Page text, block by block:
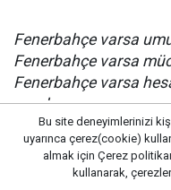
Fenerbahçe varsa
Fenerbahçe varsa
Fenerbahçe varsa
sorulur.
Birlik ve beraberlik
fitne ve nifak
Bu site deneyimlerinizi
uyarınca çerez(cookie)
almak için Çerez
kullanarak,